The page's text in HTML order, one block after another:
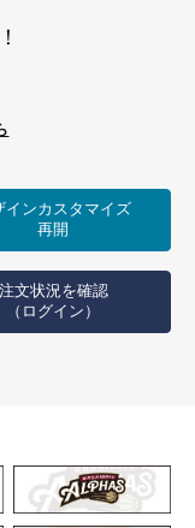
インカスタマイズ
再開
注文状況を確認
（ログイン）